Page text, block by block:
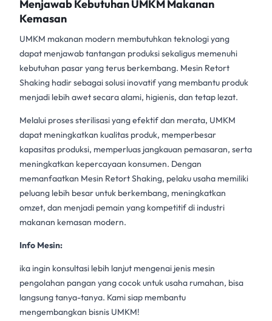
Menjawab Kebutuhan UMKM Makanan
Kemasan
UMKM makanan modern membutuhkan teknologi yang
dapat menjawab tantangan produksi sekaligus memenuhi
kebutuhan pasar yang terus berkembang. Mesin Retort
Shaking hadir sebagai solusi inovatif yang membantu produk
menjadi lebih awet secara alami, higienis, dan tetap lezat.
Melalui proses sterilisasi yang efektif dan merata, UMKM
dapat meningkatkan kualitas produk, memperbesar
kapasitas produksi, memperluas jangkauan pemasaran, serta
meningkatkan kepercayaan konsumen. Dengan
memanfaatkan Mesin Retort Shaking, pelaku usaha memiliki
peluang lebih besar untuk berkembang, meningkatkan
omzet, dan menjadi pemain yang kompetitif di industri
makanan kemasan modern.
Info Mesin:
ika ingin konsultasi lebih lanjut mengenai jenis mesin
pengolahan pangan yang cocok untuk usaha rumahan, bisa
langsung tanya-tanya. Kami siap membantu
mengembangkan bisnis UMKM!